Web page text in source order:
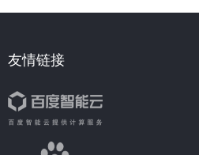
友情链接